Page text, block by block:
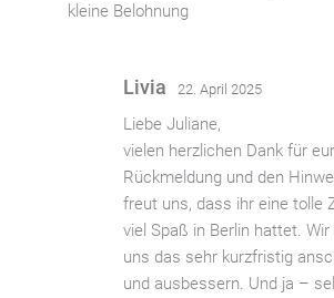
kleine Belohnung
Livia 22. April 2025
Liebe Juliane,
vielen herzlichen Dank für
Rückmeldung und den
freut uns, dass ihr eine tolle
viel Spaß in Berlin hattet. Wir
uns das sehr kurzfristig
und ausbessern. Und ja –